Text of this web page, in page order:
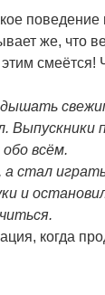
поведение
же, что
Выпускники
всём.
стал
и
когда